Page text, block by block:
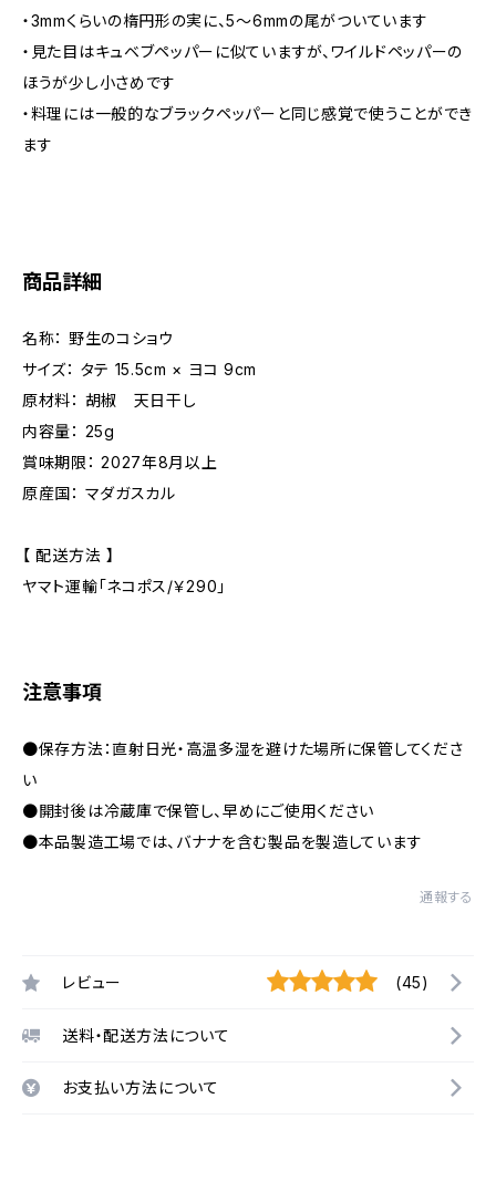
・3mmくらいの楕円形の実に、5～6mmの尾がついています
・見た目はキュベブペッパーに似ていますが、ワイルドペッパーの
ほうが少し小さめです
・料理には一般的なブラックペッパーと同じ感覚で使うことができ
ます
商品詳細
名称： 野生のコショウ
サイズ： タテ 15.5cm × ヨコ 9cm
原材料： 胡椒 天日干し
内容量： 25g
賞味期限： 2027年8月以上
原産国： マダガスカル
【 配送方法 】
ヤマト運輸「ネコポス/￥290」
注意事項
●保存方法：直射日光・高温多湿を避けた場所に保管してくださ
い
●開封後は冷蔵庫で保管し、早めにご使用ください
●本品製造工場では、バナナを含む製品を製造しています
通報する
レビュー (45)
送料・配送方法について
お支払い方法について